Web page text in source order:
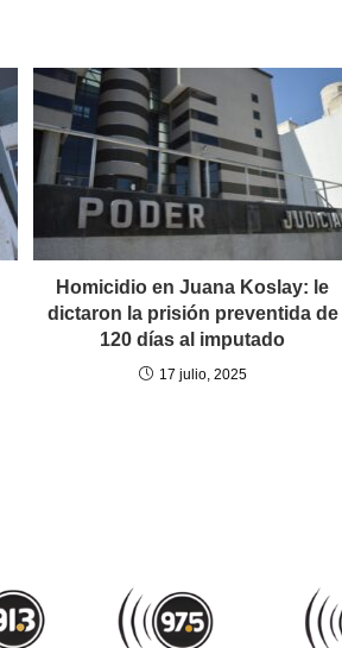
Homicidio en Juana Koslay: le
dictaron la prisión preventida de
120 días al imputado
17 julio, 2025